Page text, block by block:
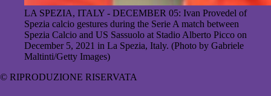
LA SPEZIA, ITALY - DECEMBER 05: Ivan Provedel of
Spezia calcio gestures during the Serie A match between
Spezia Calcio and US Sassuolo at Stadio Alberto Picco on
December 5, 2021 in La Spezia, Italy. (Photo by Gabriele
Maltinti/Getty Images)
© RIPRODUZIONE RISERVATA